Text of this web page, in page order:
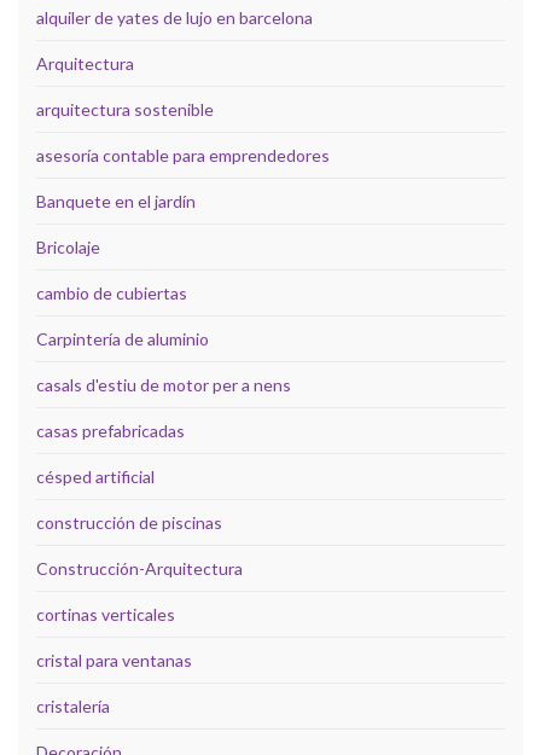
alquiler de yates de lujo en barcelona
Arquitectura
arquitectura sostenible
asesoría contable para emprendedores
Banquete en el jardín
Bricolaje
cambio de cubiertas
Carpintería de aluminio
casals d'estiu de motor per a nens
casas prefabricadas
césped artificial
construcción de piscinas
Construcción-Arquitectura
cortinas verticales
cristal para ventanas
cristalería